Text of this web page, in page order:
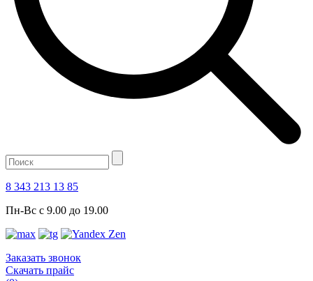
8 343 213 13 85
Пн-Вс с 9.00 до 19.00
Заказать звонок
Скачать прайс